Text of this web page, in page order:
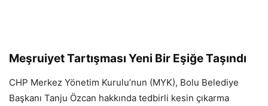
Meşruiyet Tartışması Yeni Bir Eşiğe Taşındı
CHP Merkez Yönetim Kurulu’nun (MYK), Bolu Belediye
Başkanı Tanju Özcan hakkında tedbirli kesin çıkarma